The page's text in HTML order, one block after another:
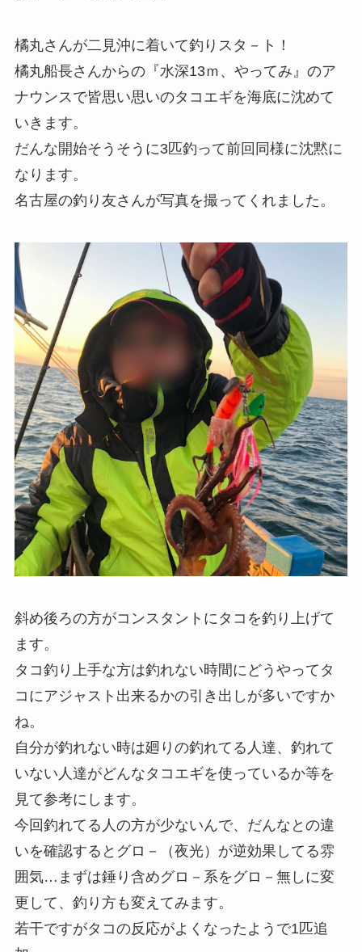
橘丸さんが二見沖に着いて釣りスタ－ト！
橘丸船長さんからの『水深13ｍ、やってみ』のア
ナウンスで皆思い思いのタコエギを海底に沈めて
いきます。
だんな開始そうそうに3匹釣って前回同様に沈黙に
なります。
名古屋の釣り友さんが写真を撮ってくれました。
斜め後ろの方がコンスタントにタコを釣り上げて
ます。
タコ釣り上手な方は釣れない時間にどうやってタ
コにアジャスト出来るかの引き出しが多いですか
ね。
自分が釣れない時は廻りの釣れてる人達、釣れて
いない人達がどんなタコエギを使っているか等を
見て参考にします。
今回釣れてる人の方が少ないんで、だんなとの違
いを確認するとグロ－（夜光）が逆効果してる雰
囲気…まずは錘り含めグロ－系をグロ－無しに変
更して、釣り方も変えてみます。
若干ですがタコの反応がよくなったようで1匹追